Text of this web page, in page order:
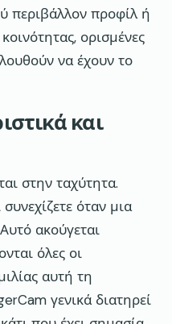
περιβάλλον προφίλ ή
ορισμένες
να έχουν το
και
στην ταχύτητα.
όταν μια
ακούγεται
όλες οι
αυτή τη
γενικά διατηρεί